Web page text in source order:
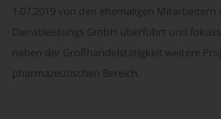
1.07.2019 von den ehemaligen Mitarbeitern
Dienstleistungs GmbH überführt und
neben der Großhandelstätigkeit weitere
pharmazeutischen Bereich.